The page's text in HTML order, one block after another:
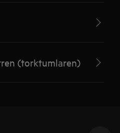
(torktumlaren)